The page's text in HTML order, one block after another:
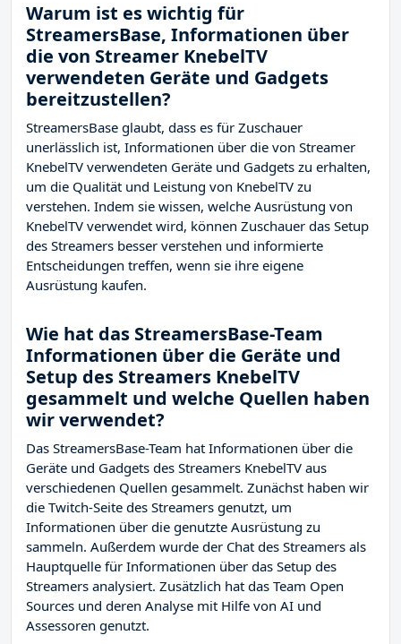
Warum ist es wichtig für
StreamersBase, Informationen über
die von Streamer KnebelTV
verwendeten Geräte und Gadgets
bereitzustellen?
StreamersBase glaubt, dass es für Zuschauer
unerlässlich ist, Informationen über die von Streamer
KnebelTV verwendeten Geräte und Gadgets zu erhalten,
um die Qualität und Leistung von KnebelTV zu
verstehen. Indem sie wissen, welche Ausrüstung von
KnebelTV verwendet wird, können Zuschauer das Setup
des Streamers besser verstehen und informierte
Entscheidungen treffen, wenn sie ihre eigene
Ausrüstung kaufen.
Wie hat das StreamersBase-Team
Informationen über die Geräte und
Setup des Streamers KnebelTV
gesammelt und welche Quellen haben
wir verwendet?
Das StreamersBase-Team hat Informationen über die
Geräte und Gadgets des Streamers KnebelTV aus
verschiedenen Quellen gesammelt. Zunächst haben wir
die Twitch-Seite des Streamers genutzt, um
Informationen über die genutzte Ausrüstung zu
sammeln. Außerdem wurde der Chat des Streamers als
Hauptquelle für Informationen über das Setup des
Streamers analysiert. Zusätzlich hat das Team Open
Sources und deren Analyse mit Hilfe von AI und
Assessoren genutzt.